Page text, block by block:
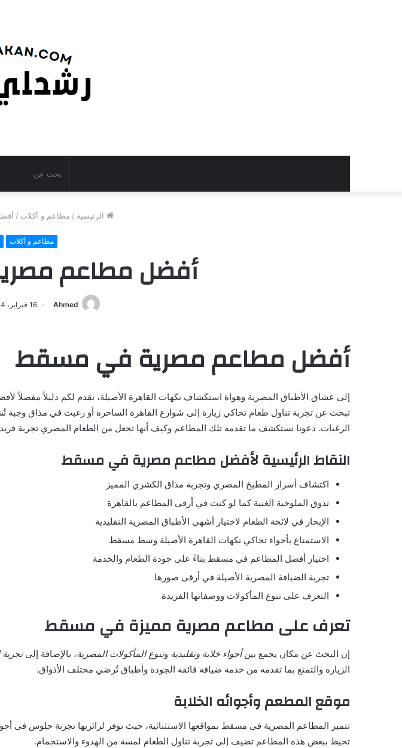
الرئيسية / مطاعم و أكلات /
مطاعم و أكلات
أفضل مطاعم
Ahmed 16 فبراير، 2024
أفضل مطاعم مصرية في مسقط
إلى عشاق الأطباق المصرية وهواة استكشاف نكهات القاهرة الأصيلة، نقدم لكم دليلاً
تبحث عن تجربة تناول طعام تحاكي زيارة إلى شوارع القاهرة الساحرة أو رغبت في مذاق
الرغبات. دعونا نستكشف ما تقدمه تلك المطاعم وكيف أنها تجعل من الطعام المصري تجربة
النقاط الرئيسية لأفضل مطاعم مصرية في مسقط
اكتشاف أسرار المطبخ المصري وتجربة مذاق الكشري المميز
تذوق الملوخية الغنية كما لو كنت في أرقى المطاعم بالقاهرة
الإبحار في لائحة الطعام لاختيار أشهى الأطباق المصرية التقليدية
الاستمتاع بأجواء تحاكي نكهات القاهرة الأصيلة وسط مسقط
اختيار أفضل المطاعم في مسقط بناءً على جودة الطعام والخدمة
تجربة الضيافة المصرية الأصيلة في أرقى صورها
التعرف على تنوع المأكولات ووصفاتها الفريدة
تعرف على مطاعم مصرية مميزة في مسقط
إن البحث عن مكان يجمع بينأجواء خلابة وتقليدية وتنوع المأكولات المصرية، بالإضافة إلىتجربة
الزيارة والتمتع بما تقدمه من خدمة ضيافة فائقة الجودة وأطباق تُرضي مختلف الأذواق.
موقع المطعم وأجوائه الخلابة
تتميز المطاعم المصرية في مسقط بمواقعها الاستثنائية، حيث توفر لزائريها تجربة جلوس في
تحيط ببعض هذه المطاعم تضيف إلى تجربة تناول الطعام لمسة من الهدوء والاستجمام.